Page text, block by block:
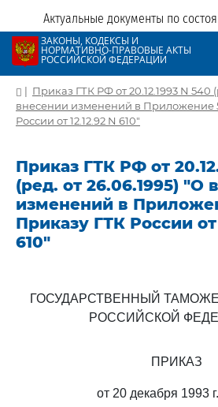
Актуальные документы по
ЗАКОНЫ, КОДЕКСЫ И
НОРМАТИВНО-ПРАВОВЫЕ АКТЫ
РОССИЙСКОЙ ФЕДЕРАЦИИ
| Приказ ГТК РФ от 20.12.1993 N 540
внесении изменений в Приложение
России от 12.12.92 N 610"
Приказ ГТК РФ от
(ред. от 26.06.1995) "О
изменений в
Приказу ГТК России от
610"
ГОСУДАРСТВЕННЫЙ
РОССИЙСКОЙ
ПРИКАЗ
от 20 декабря 1993